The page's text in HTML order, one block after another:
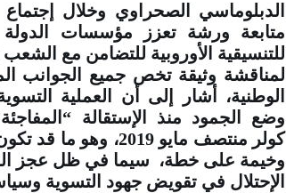
الدبلوماسي الصحراوي وخلال
متابعة ورشة تعزز مؤسسات الدولة
للتنسيقية الأوروبية للتضامن مع
لمناقشة وثيقة تخص جميع الجوانب
الوطنية، أشار إلى أن العملية
وضع الجمود منذ الإستقالة
كولر منتصف مايو 2019،
وخيمة على خطة، سيما في ظل عجز
الإحتلال في تقويض جهود التسوية